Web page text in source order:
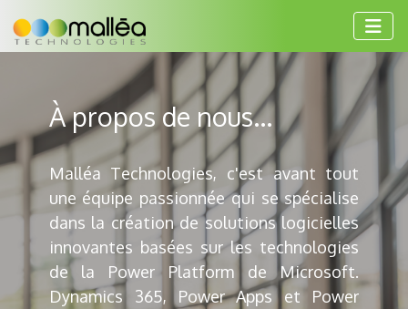
À propos de nous...
Malléa Technologies, c'est avant tout
une équipe passionnée qui se spécialise
dans la création de solutions logicielles
innovantes basées sur les technologies
de la Power Platform de Microsoft.
Dynamics 365, Power Apps et Power